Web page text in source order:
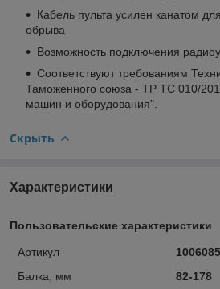
Кабель пульта усилен канатом
обрыва
Возможность подключения
Соответствуют требованиям
Таможенного союза - ТР ТС 010/
машин и оборудования".
Скрыть
Характеристики
Пользовательские характеристики
Артикул
1006085
Балка, мм
82-178